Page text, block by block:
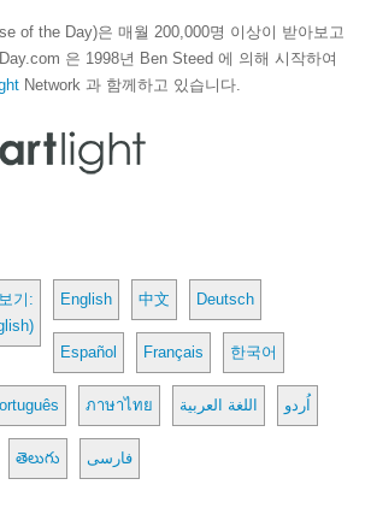
of the Day)은 매월 200,000명 이상이 받아보고
은 1998년 Ben Steed 에 의해 시작하여
Network 과 함께하고 있습니다.
기:
English 中文 Deutsch
Español Français 한국어
ภาษาไทย اللغة العربية اُردو
తెలుగు فارسی